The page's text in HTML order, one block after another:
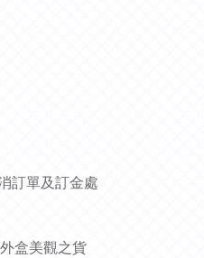
訂單及訂金處
盒美觀之貨